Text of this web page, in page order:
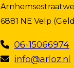
6881 NE Velp
06-15066974
info@arloz.nl